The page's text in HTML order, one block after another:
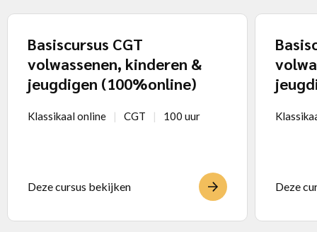
Basiscursus CGT
volwassenen, kinderen &
jeugdigen (100%online)
Klassikaal online CGT 100 uur
Deze cursus bekijken Deze